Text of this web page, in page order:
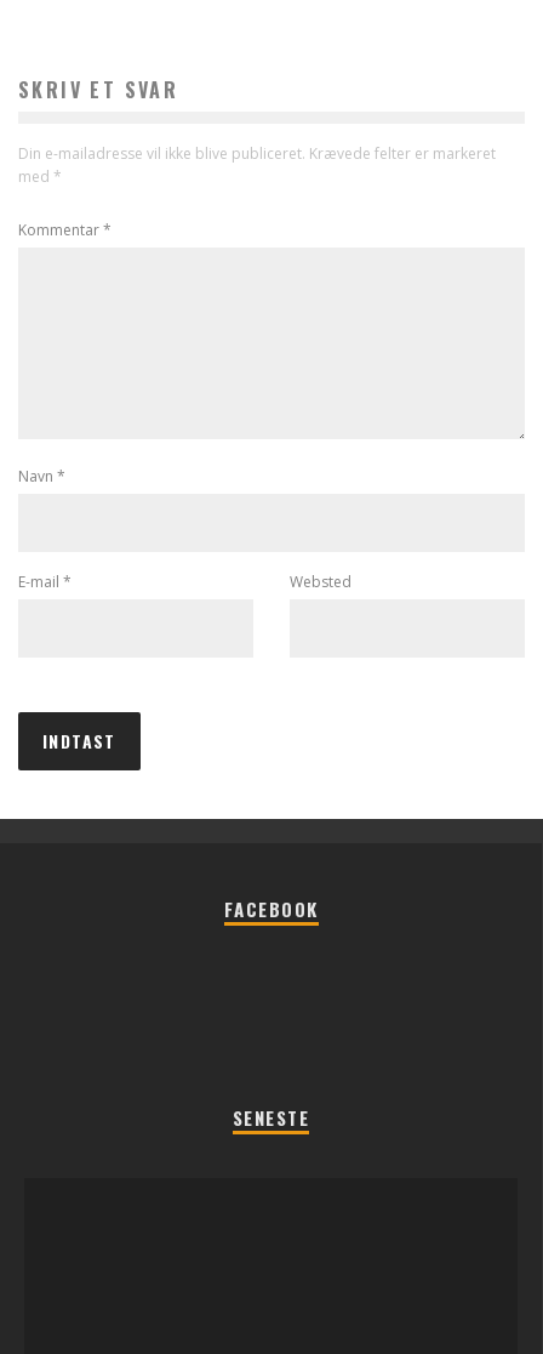
SKRIV ET SVAR
Din e-mailadresse vil ikke blive publiceret. Krævede felter er markeret
med *
Kommentar*
Navn *
E-mail * Websted
FACEBOOK
SENESTE